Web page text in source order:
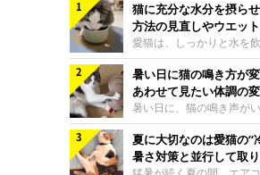
猫に充分な水分を摂ら
方法の見直しやウエッ
入れ方を解説
愛猫は、しっかりと水を
すか？ 夏場はエアコンで
ともあり、猫があまり水
も。積極的に水分を摂ら
水方法を見直したり、フ
らせたりする方法があり
師の重本仁先生に、猫に
めにできるためできる工
きました。ボウルの高さ
暑い日に猫の鳴き方が変
あわせて見たい体調の
暑い日に、猫の鳴き声が
かすれる、しつこく鳴く
って聞こえることがあり
き、あわせてどのような
夏に大切なのは愛猫の“
暑さ対策と並行して取